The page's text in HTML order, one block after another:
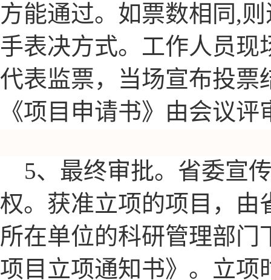
方能通过。如票数相同,
手表决方式。工作人员
代表监票，当场宣布投票
《项目申请书》由会议
5、最终审批。省委宣
权。获准立项的项目，由
所在单位的科研管理部
项目立项通知书》。立项